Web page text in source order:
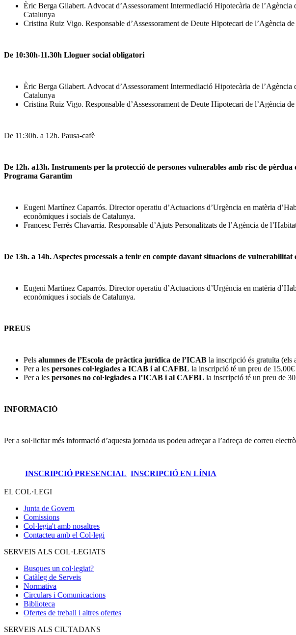
Èric Berga Gilabert. Advocat d’Assessorament Intermediació Hipotecària de
Catalunya
Cristina Ruiz Vigo. Responsable d’Assessorament de Deute Hipotecari de l’Agència
De 10:30h-11.30h Lloguer social obligatori
Èric Berga Gilabert. Advocat d’Assessorament Intermediació Hipotecària de
Catalunya
Cristina Ruiz Vigo. Responsable d’Assessorament de Deute Hipotecari de l’Agència
De 11:30h. a 12h. Pausa-cafè
De 12h. a13h. Instruments per la protecció de persones vulnerables amb risc de
Programa Garantim
Eugeni Martínez Caparrós. Director operatiu d’Actuacions d’Urgència en matèria
econòmiques i socials de Catalunya.
Francesc Ferrés Chavarria. Responsable d’Ajuts Personalitzats de l’Agència de
De 13h. a 14h. Aspectes processals a tenir en compte davant situacions de vulnerabilitat
Eugeni Martínez Caparrós. Director operatiu d’Actuacions d’Urgència en matèria
econòmiques i socials de Catalunya.
PREUS
Pels alumnes de l’Escola de pràctica jurídica de l’ICAB la inscripció és gratuïta (els
Per a les persones col·legiades a ICAB i al CAFBL la inscripció té un preu de
Per a les persones no col·legiades a l’ICAB i al CAFBL la inscripció té un preu de
INFORMACIÓ
Per a sol·licitar més informació d’aquesta jornada us podeu adreçar a l’adreça de correu
INSCRIPCIÓ PRESENCIAL INSCRIPCIÓ EN LÍNIA
EL COL·LEGI
Junta de Govern
Comissions
Col·legia't amb nosaltres
Contacteu amb el Col·legi
SERVEIS ALS COL·LEGIATS
Busques un col·legiat?
Catàleg de Serveis
Normativa
Circulars i Comunicacions
Biblioteca
Ofertes de treball i altres ofertes
SERVEIS ALS CIUTADANS